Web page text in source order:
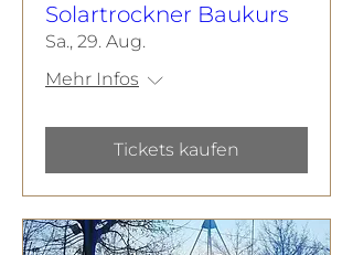
Solartrockner Baukurs
Sa., 29. Aug.
Mehr Infos
Tickets kaufen